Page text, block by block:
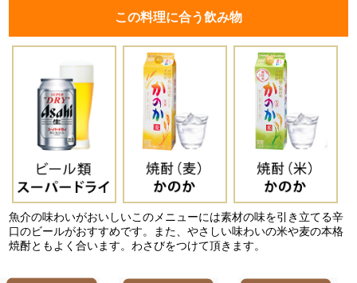
この料理に合う飲み物
魚介の味わいがおいしいこのメニューには素材の味を引き立てる辛
口のビールがおすすめです。また、やさしい味わいの米や麦の本格
焼酎ともよく合います。わさびをつけて頂きます。